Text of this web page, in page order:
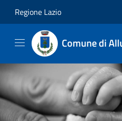
Regione Lazio
Comune di